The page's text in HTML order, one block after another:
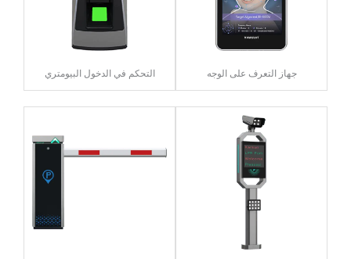
جهاز التعرف على الوجه التحكم في الدخول البيومتري